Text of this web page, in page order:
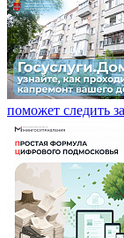
поможет следить